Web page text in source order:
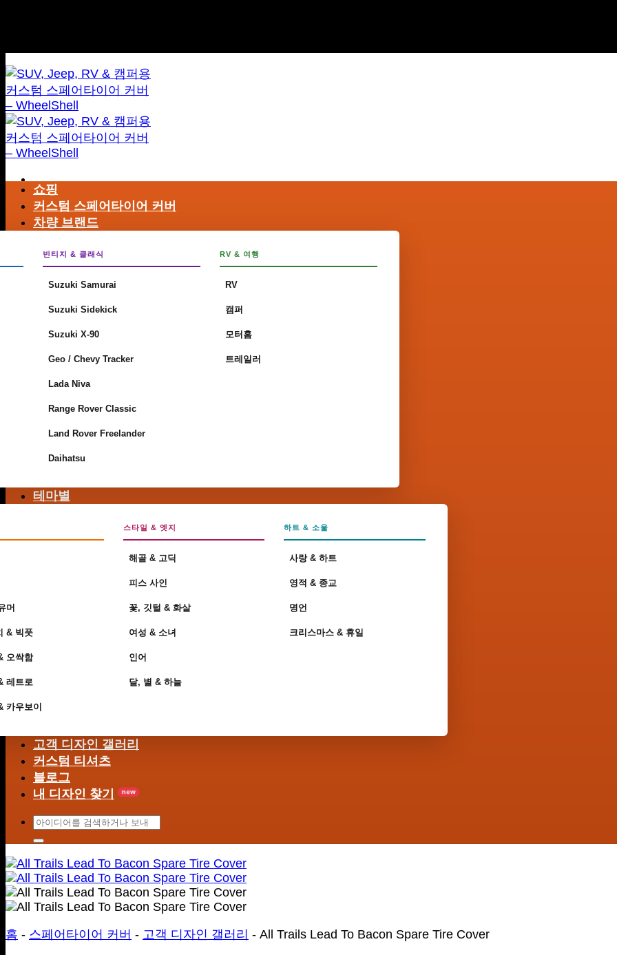
으
로
건
너
뛰
기
검
장바구니에 상품이 없습니다.
쇼핑몰로 돌아가기
쇼핑
커스텀 스페어타이어 커버
차량 브랜드
빈티지 & 클래식
Suzuki Samurai
Suzuki Sidekick
Suzuki X-90
Geo / Chevy Tracker
Lada Niva
Range Rover Classic
Land Rover Freelander
Daihatsu
RV & 여행
RV
캠퍼
모터홈
트레일러
테마별
머
& 빅풋
오싹함
레트로
카우보이
스타일 & 엣지
해골 & 고딕
피스 사인
꽃, 깃털 & 화살
여성 & 소녀
인어
달, 별 & 하늘
하트 & 소울
사랑 & 하트
영적 & 종교
명언
크리스마스 & 휴일
고객 디자인 갤러리
커스텀 티셔츠
블로그
내 디자인 찾기
검
색
홈 - 스페어타이어 커버 - 고객 디자인 갤러리 - All Trails Lead To Bacon Spare Tire Cover